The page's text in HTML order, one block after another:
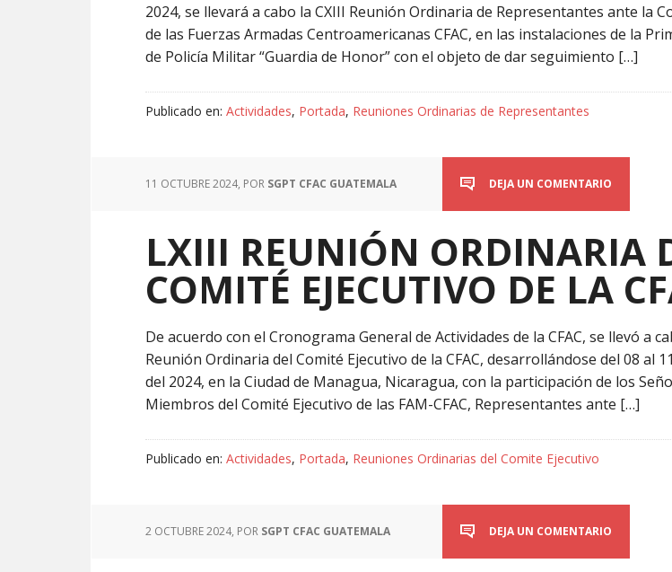
2024, se llevará a cabo la CXIII Reunión Ordinaria de Representantes ante la
de las Fuerzas Armadas Centroamericanas CFAC, en las instalaciones de la
de Policía Militar “Guardia de Honor” con el objeto de dar seguimiento […]
Publicado en: Actividades, Portada, Reuniones Ordinarias de Representantes
11 OCTUBRE 2024, POR SGPT CFAC GUATEMALA DEJA UN COMENTARIO
LXIII REUNIÓN ORDINARIA
COMITÉ EJECUTIVO DE LA
De acuerdo con el Cronograma General de Actividades de la CFAC, se llevó a
Reunión Ordinaria del Comité Ejecutivo de la CFAC, desarrollándose del 08 al
del 2024, en la Ciudad de Managua, Nicaragua, con la participación de los
Miembros del Comité Ejecutivo de las FAM-CFAC, Representantes ante […]
Publicado en: Actividades, Portada, Reuniones Ordinarias del Comite Ejecutivo
2 OCTUBRE 2024, POR SGPT CFAC GUATEMALA DEJA UN COMENTARIO